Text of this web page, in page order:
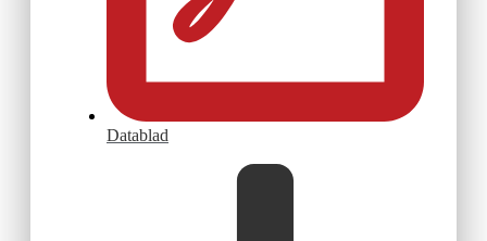
Datablad